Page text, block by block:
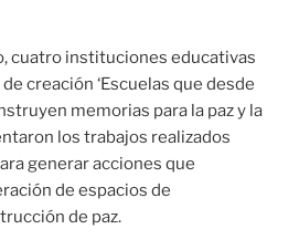
cuatro instituciones educativas
creación ‘Escuelas que desde
memorias para la paz y la
los trabajos realizados
generar acciones que
de espacios de
de paz.